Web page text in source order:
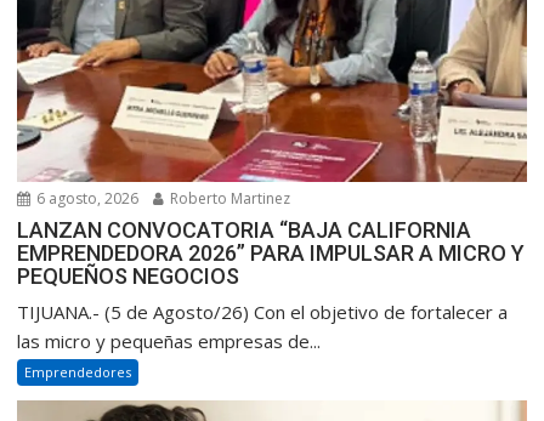
6 agosto, 2026 Roberto Martinez
LANZAN CONVOCATORIA “BAJA CALIFORNIA
EMPRENDEDORA 2026” PARA IMPULSAR A MICRO Y
PEQUEÑOS NEGOCIOS
TIJUANA.- (5 de Agosto/26) Con el objetivo de fortalecer a
las micro y pequeñas empresas de...
Emprendedores